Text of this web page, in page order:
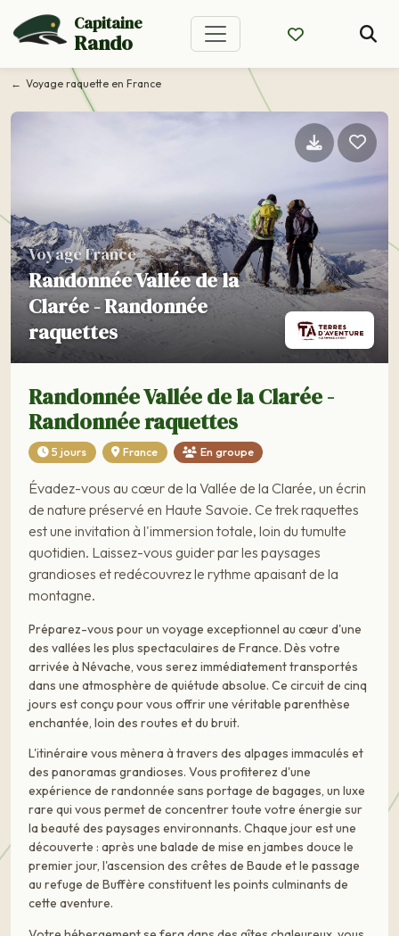
Capitaine
Rando
Voyage raquette en France
Voyage France
Randonnée Vallée de la
Clarée - Randonnée
raquettes
Randonnée Vallée de la Clarée -
Randonnée raquettes
5 jours France En groupe
Évadez-vous au cœur de la Vallée de la Clarée, un écrin
de nature préservé en Haute Savoie. Ce trek raquettes
est une invitation à l'immersion totale, loin du tumulte
quotidien. Laissez-vous guider par les paysages
grandioses et redécouvrez le rythme apaisant de la
montagne.
Préparez-vous pour un voyage exceptionnel au cœur d'une
des vallées les plus spectaculaires de France. Dès votre
arrivée à Névache, vous serez immédiatement transportés
dans une atmosphère de quiétude absolue. Ce circuit de cinq
jours est conçu pour vous offrir une véritable parenthèse
enchantée, loin des routes et du bruit.
L'itinéraire vous mènera à travers des alpages immaculés et
des panoramas grandioses. Vous profiterez d'une
expérience de randonnée sans portage de bagages, un luxe
rare qui vous permet de concentrer toute votre énergie sur
la beauté des paysages environnants. Chaque jour est une
découverte : après une balade de mise en jambes douce le
premier jour, l'ascension des crêtes de Baude et le passage
au refuge de Buffère constituent les points culminants de
cette aventure.